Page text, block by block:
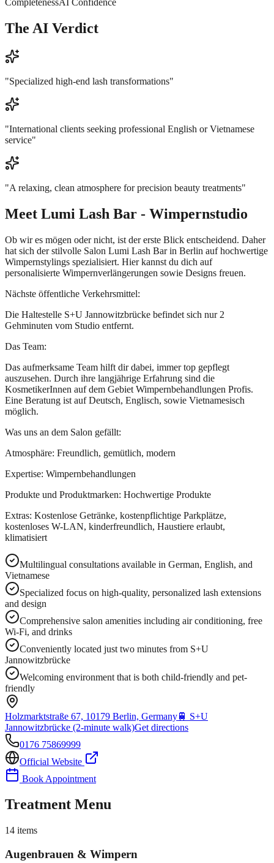
The AI Verdict
"Specialized high-end lash transformations"
"International clients seeking professional English or Vietnamese
service"
"A relaxing, clean atmosphere for precision beauty treatments"
Meet Lumi Lash Bar - Wimpernstudio
Ob wir es mögen oder nicht, ist der erste Blick entscheidend. Daher
hat sich der stilvolle Salon Lumi Lash Bar in Berlin auf hochwertige
Wimpernstylings spezialisiert. Hier kannst du dich auf
personalisierte Wimpernverlängerungen sowie Designs freuen.
Nächste öffentliche Verkehrsmittel:
Die Haltestelle S+U Jannowitzbrücke befindet sich nur 2
Gehminuten vom Studio entfernt.
Das Team:
Das aufmerksame Team hilft dir dabei, immer top gepflegt
auszusehen. Durch ihre langjährige Erfahrung sind die
KosmetikerInnen auf dem Gebiet Wimpernbehandlungen Profis.
Eine Beratung ist auf Deutsch, Englisch, sowie Vietnamesisch
möglich.
Was uns an dem Salon gefällt:
Atmosphäre: Freundlich, gemütlich, modern
Expertise: Wimpernbehandlungen
Produkte und Produktmarken: Hochwertige Produkte
Extras: Kostenlose Getränke, kostenpflichtige Parkplätze,
kostenloses W-LAN, kinderfreundlich, Haustiere erlaubt,
klimatisiert
Multilingual consultations available in German, English, and
Vietnamese
Specialized focus on high-quality, personalized lash extensions
and design
Comprehensive salon amenities including air conditioning, free
Wi-Fi, and drinks
Conveniently located just two minutes from S+U
Jannowitzbrücke
Welcoming environment that is both child-friendly and pet-
friendly
Holzmarktstraße 67, 10179 Berlin, Germany🚆 S+U
Jannowitzbrücke (2-minute walk)Get directions
0176 75869999
Official Website
Book Appointment
Treatment Menu
14 items
Augenbrauen & Wimpern